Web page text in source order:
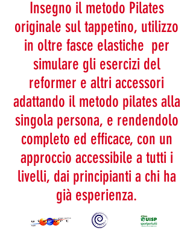
Insegno il metodo Pilates
originale sul tappetino, utilizzo
in oltre fasce elastiche per
simulare gli esercizi del
reformer e altri accessori
adattando il metodo pilates alla
singola persona, e rendendolo
completo ed efficace, con un
approccio accessibile a tutti i
livelli, dai principianti a chi ha
già esperienza.